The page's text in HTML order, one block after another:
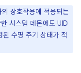
상호작용에 적용되는
시스템 데몬에도 UID
수명 주기 상태가 적